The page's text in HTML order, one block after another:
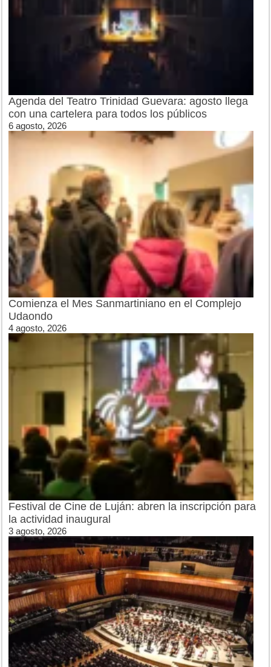
Agenda del Teatro Trinidad Guevara: agosto llega
con una cartelera para todos los públicos
6 agosto, 2026
Comienza el Mes Sanmartiniano en el Complejo
Udaondo
4 agosto, 2026
Festival de Cine de Luján: abren la inscripción para
la actividad inaugural
3 agosto, 2026